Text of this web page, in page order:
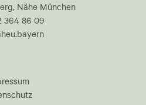
Nähe München
364 86 09